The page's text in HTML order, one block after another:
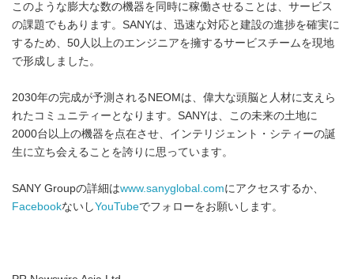
このような膨大な数の機器を同時に稼働させることは、サービス
の課題でもあります。SANYは、迅速な対応と建設の進捗を確実に
するため、50人以上のエンジニアを擁するサービスチームを現地
で形成しました。
2030年の完成が予測されるNEOMは、偉大な頭脳と人材に支えら
れたコミュニティーとなります。SANYは、この未来の土地に
2000台以上の機器を点在させ、インテリジェント・シティーの誕
生に立ち会えることを誇りに思っています。
SANY Groupの詳細はwww.sanyglobal.comにアクセスするか、
FacebookないしYouTubeでフォローをお願いします。